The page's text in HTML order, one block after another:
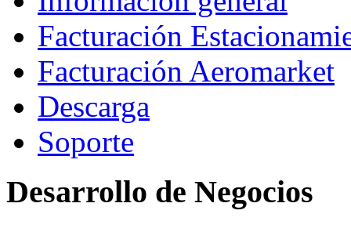
Facturación
Facturación Aeromarket
Descarga
Soporte
Desarrollo de Negocios